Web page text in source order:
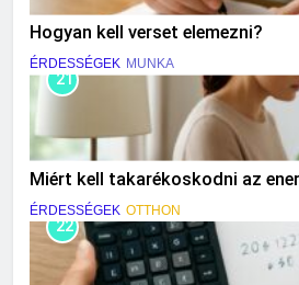
Hogyan kell verset elemezni?
ÉRDESSÉGEK MUNKA
21
Miért kell takarékoskodni az
ÉRDESSÉGEK OTTHON
22